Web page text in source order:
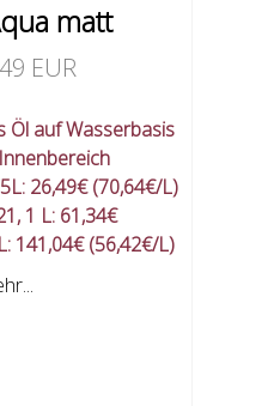
matt
EUR
Öl auf Wasserbasis
26,49€ (70,64€/L)
1 L: 61,34€
141,04€ (56,42€/L)